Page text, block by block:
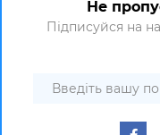
Не
Підписуйся на